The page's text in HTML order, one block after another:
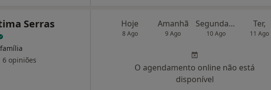
Serras
6 opiniões
Hoje
8 Ago
Amanhã
9 Ago
Segunda-feira
10 Ago
Ter,
11 Ago
O agendamento online não está
disponível